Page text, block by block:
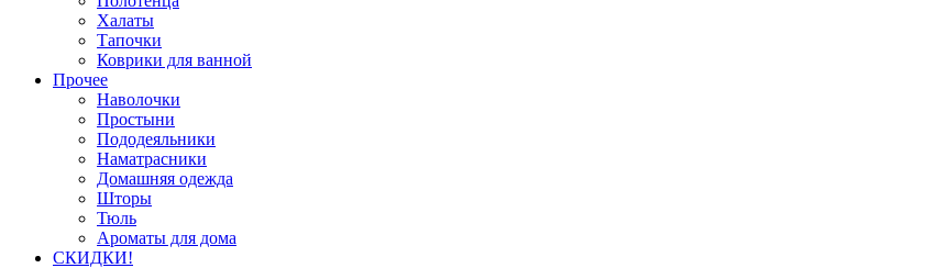
Халаты
Тапочки
Коврики для ванной
Прочее
Наволочки
Простыни
Пододеяльники
Наматрасники
Домашняя одежда
Шторы
Тюль
Ароматы для дома
СКИДКИ!